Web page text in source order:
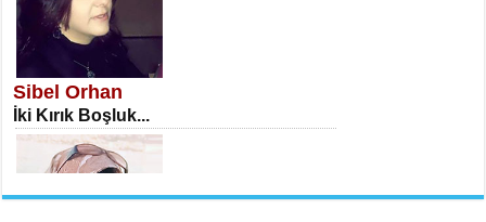
İSA KARATEPE
Ekranlar Arasında Kaybolan İnsan...
Sibel Orhan
İki Kırık Boşluk...